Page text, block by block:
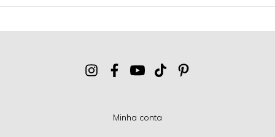
Minha conta